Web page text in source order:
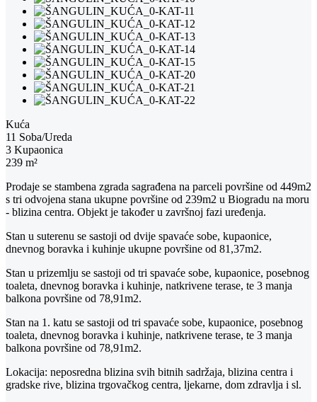
Kuća
11 Soba/Ureda
3 Kupaonica
239 m²
Prodaje se stambena zgrada sagrađena na parceli površine od 449m2
s tri odvojena stana ukupne površine od 239m2 u Biogradu na moru
- blizina centra. Objekt je također u završnoj fazi uređenja.
Stan u suterenu se sastoji od dvije spavaće sobe, kupaonice,
dnevnog boravka i kuhinje ukupne površine od 81,37m2.
Stan u prizemlju se sastoji od tri spavaće sobe, kupaonice, posebnog
toaleta, dnevnog boravka i kuhinje, natkrivene terase, te 3 manja
balkona površine od 78,91m2.
Stan na 1. katu se sastoji od tri spavaće sobe, kupaonice, posebnog
toaleta, dnevnog boravka i kuhinje, natkrivene terase, te 3 manja
balkona površine od 78,91m2.
Lokacija: neposredna blizina svih bitnih sadržaja, blizina centra i
gradske rive, blizina trgovačkog centra, ljekarne, dom zdravlja i sl.